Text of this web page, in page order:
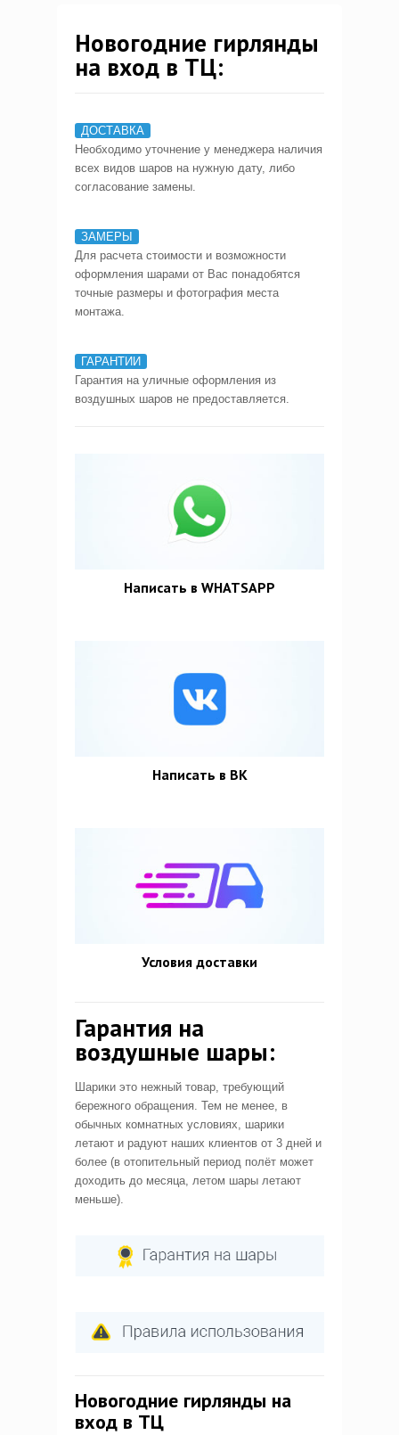
Новогодние гирлянды
на вход в ТЦ:
ДОСТАВКА
Необходимо уточнение у менеджера наличия
всех видов шаров на нужную дату, либо
согласование замены.
ЗАМЕРЫ
Для расчета стоимости и возможности
оформления шарами от Вас понадобятся
точные размеры и фотография места
монтажа.
ГАРАНТИИ
Гарантия на уличные оформления из
воздушных шаров не предоставляется.
Написать в WHATSAPP
Написать в ВК
Условия доставки
Гарантия на
воздушные шары:
Шарики это нежный товар, требующий
бережного обращения. Тем не менее, в
обычных комнатных условиях, шарики
летают и радуют наших клиентов от 3 дней и
более (в отопительный период полёт может
доходить до месяца, летом шары летают
меньше).
Новогодние гирлянды на
вход в ТЦ